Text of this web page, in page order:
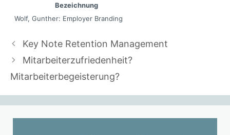
Bezeichnung
Wolf, Gunther: Employer Branding
Key Note Retention Management
Mitarbeiterzufriedenheit?
Mitarbeiterbegeisterung?